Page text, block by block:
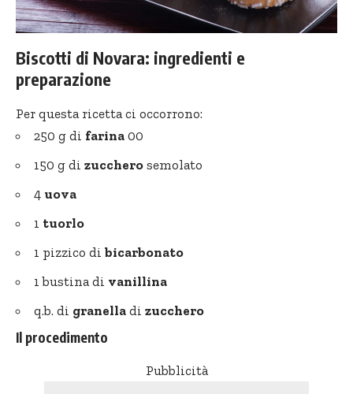
Biscotti di Novara: ingredienti e
preparazione
Per questa ricetta ci occorrono:
250 g di farina 00
150 g di zucchero semolato
4 uova
1 tuorlo
1 pizzico di bicarbonato
1 bustina di vanillina
q.b. di granella di zucchero
Il procedimento
Pubblicità